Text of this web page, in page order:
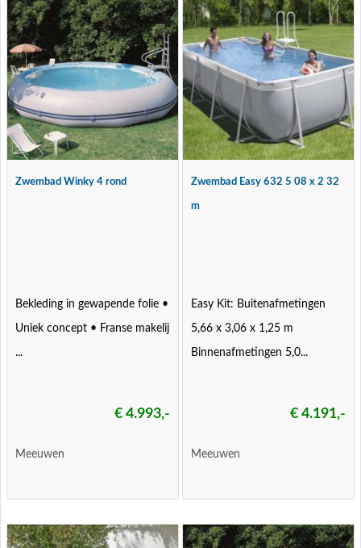
Zwembad Winky 4 rond
Bekleding in gewapende folie •
Uniek concept • Franse makelij
...
€ 4.993,-
Meeuwen
Zwembad Easy 632 5 08 x 2 32
m
Easy Kit: Buitenafmetingen
5,66 x 3,06 x 1,25 m
Binnenafmetingen 5,0...
€ 4.191,-
Meeuwen